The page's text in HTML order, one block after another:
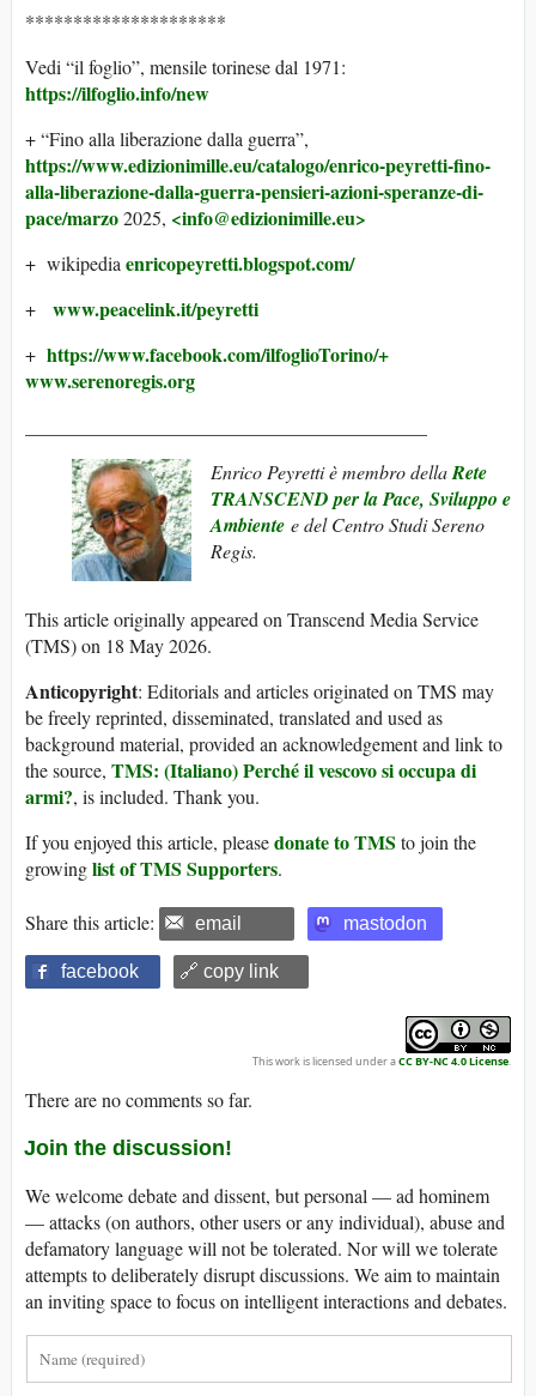
*********************
Vedi “il foglio”, mensile torinese dal 1971:
https://ilfoglio.info/new
+ “Fino alla liberazione dalla guerra”,
https://www.edizionimille.eu/catalogo/enrico-peyretti-fino-
alla-liberazione-dalla-guerra-pensieri-azioni-speranze-di-
pace/marzo2025, <info@edizionimille.eu>
+ wikipediaenricopeyretti.blogspot.com/
+ www.peacelink.it/peyretti
+ https://www.facebook.com/ilfoglioTorino/+
www.serenoregis.org
Enrico Peyrettiè membro dellaRete
TRANSCEND per la Pace, Sviluppo e
Ambiente e del Centro Studi Sereno
Regis.
This article originally appeared on Transcend Media Service
(TMS) on 18 May 2026.
Anticopyright: Editorials and articles originated on TMS may
be freely reprinted, disseminated, translated and used as
background material, provided an acknowledgement and link to
the source, TMS: (Italiano) Perché il vescovo si occupa di
armi?, is included. Thank you.
If you enjoyed this article, pleasedonate to TMS to join the
growinglist of TMS Supporters.
Share this article: email mastodon
facebook 🔗 copy link
This work is licensed under aCC BY-NC 4.0 License.
There are no comments so far.
Join the discussion!
We welcome debate and dissent, but personal — ad hominem
— attacks (on authors, other users or any individual), abuse and
defamatory language will not be tolerated. Nor will we tolerate
attempts to deliberately disrupt discussions. We aim to maintain
an inviting space to focus on intelligent interactions and debates.